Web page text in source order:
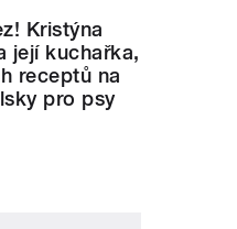
Kristýna
její kuchařka,
receptů na
pro psy